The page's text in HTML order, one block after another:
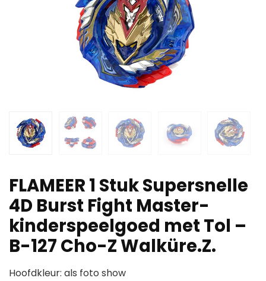
FLAMEER 1 Stuk Supersnelle
4D Burst Fight Master-
kinderspeelgoed met Tol –
B-127 Cho-Z Walküre.Z.
Hoofdkleur: als foto show